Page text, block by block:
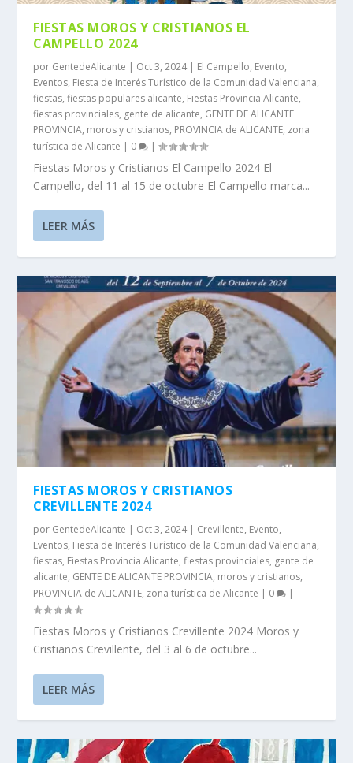
FIESTAS MOROS Y CRISTIANOS EL
CAMPELLO 2024
por GentedeAlicante | Oct 3, 2024| El Campello, Evento,
Eventos, Fiesta de Interés Turístico de la Comunidad Valenciana,
fiestas,fiestas populares alicante, Fiestas Provincia Alicante,
fiestas provinciales, gente de alicante, GENTE DE ALICANTE
PROVINCIA, moros y cristianos, PROVINCIA de ALICANTE, zona
turística de Alicante | 0 |
Fiestas Moros y Cristianos El Campello 2024 El
Campello, del 11 al 15 de octubre El Campello marca...
LEER MÁS
FIESTAS MOROS Y CRISTIANOS
CREVILLENTE 2024
por GentedeAlicante | Oct 3, 2024| Crevillente, Evento,
Eventos, Fiesta de Interés Turístico de la Comunidad Valenciana,
fiestas, Fiestas Provincia Alicante,fiestas provinciales, gente de
alicante, GENTE DE ALICANTE PROVINCIA, moros y cristianos,
PROVINCIA de ALICANTE, zona turística de Alicante | 0 |
Fiestas Moros y Cristianos Crevillente 2024 Moros y
Cristianos Crevillente, del 3 al 6 de octubre...
LEER MÁS